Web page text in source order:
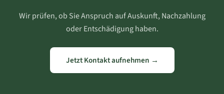
Wir prüfen, ob Sie Anspruch auf Auskunft, Nachzahlung
oder Entschädigung haben.
Jetzt Kontakt aufnehmen →